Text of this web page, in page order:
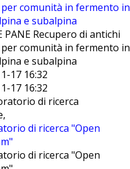
comunità in fermento in
e subalpina
PANE Recupero di antichi
comunità in fermento in
e subalpina
17 16:32
17 16:32
di ricerca "Open
di ricerca "Open